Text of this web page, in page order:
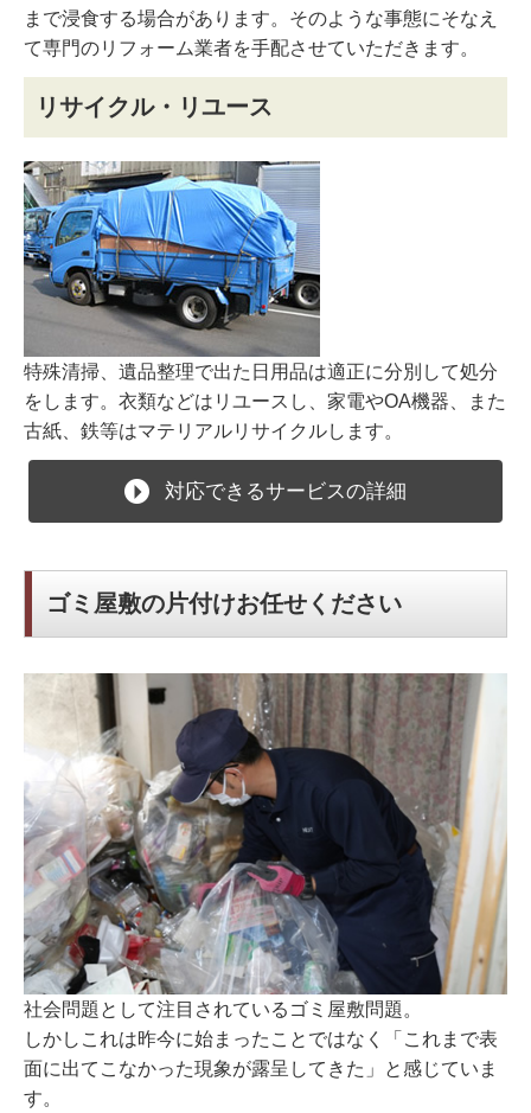
まで浸食する場合があります。そのような事態にそなえ
て専門のリフォーム業者を手配させていただきます。
リサイクル・リユース
特殊清掃、遺品整理で出た日用品は適正に分別して処分
をします。衣類などはリユースし、家電やOA機器、また
古紙、鉄等はマテリアルリサイクルします。
対応できるサービスの詳細
ゴミ屋敷の片付けお任せください
社会問題として注目されているゴミ屋敷問題。
しかしこれは昨今に始まったことではなく「これまで表
面に出てこなかった現象が露呈してきた」と感じていま
す。